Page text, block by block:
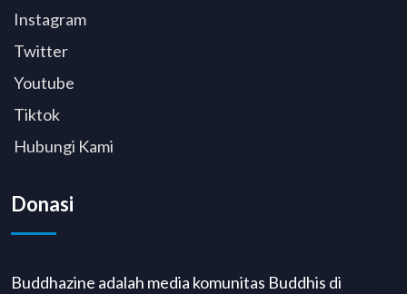
Instagram
Twitter
Youtube
Tiktok
Hubungi Kami
Donasi
Buddhazine adalah media komunitas Buddhis di